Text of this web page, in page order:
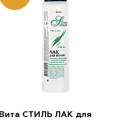
Вита СТИЛЬ ЛАК для